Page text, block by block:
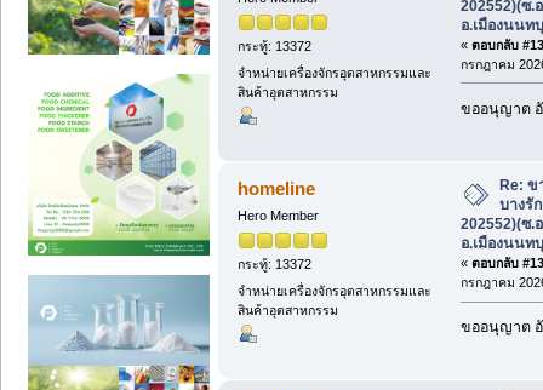
กระทู้: 13372
จำหน่ายเครื่องจักรอุตสาหกรรมและ
สินค้าอุตสาหกรรม
202552)(ซ.
อ.เมืองนนท
« ตอบกลับ
กรกฎาคม
ขออนุญาต
homeline
Hero Member
กระทู้: 13372
จำหน่ายเครื่องจักรอุตสาหกรรมและ
สินค้าอุตสาหกรรม
Re:
บางรั
202552)(ซ.
อ.เมืองนนท
« ตอบกลับ
กรกฎาคม
ขออนุญาต